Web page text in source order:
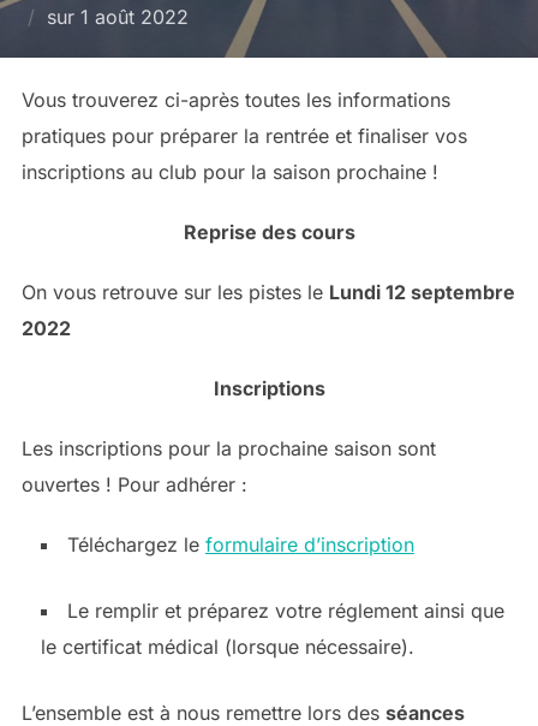
sur Publié
1 août 2022
Vous trouverez ci-après toutes les informations
pratiques pour préparer la rentrée et finaliser vos
inscriptions au club pour la saison prochaine !
Reprise des cours
On vous retrouve sur les pistes le Lundi 12 septembre
2022
Inscriptions
Les inscriptions pour la prochaine saison sont
ouvertes ! Pour adhérer :
Téléchargez le formulaire d’inscription
Le remplir et préparez votre réglement ainsi que
le certificat médical (lorsque nécessaire).
L’ensemble est à nous remettre lors des séances